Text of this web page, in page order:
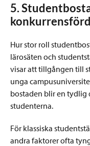
5.
Hur stor roll
lärosäten och
visar att tillgången till
unga
bostaden blir en tydlig
studenterna.
För klassiska
andra faktorer ofta